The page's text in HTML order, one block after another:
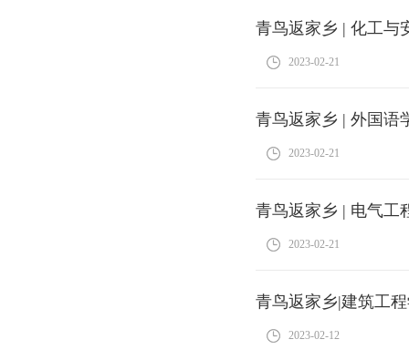
青鸟返家乡 | 化工与
2023-02-21
青鸟返家乡 | 外国语
2023-02-21
青鸟返家乡 | 电气工
2023-02-21
青鸟返家乡|建筑工
2023-02-12